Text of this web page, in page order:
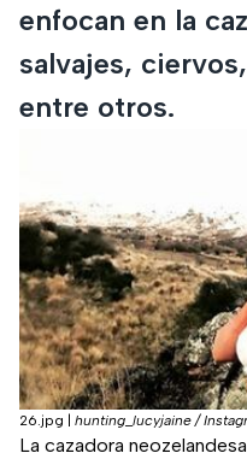
enfocan en la
salvajes,
entre otros.
26.jpg hunting_lucyjaine /
La cazadora neozelandesa